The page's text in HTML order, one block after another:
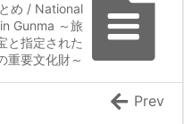
め / National
Gunma ～旅
と指定された
重要文化財～
Prev